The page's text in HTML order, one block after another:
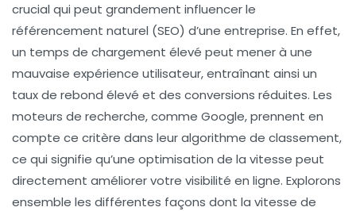
crucial qui peut grandement influencer le
référencement naturel (SEO) d’une entreprise. En effet,
un temps de chargement élevé peut mener à une
mauvaise expérience utilisateur, entraînant ainsi un
taux de rebond élevé et des conversions réduites. Les
moteurs de recherche, comme Google, prennent en
compte ce critère dans leur algorithme de classement,
ce qui signifie qu’une optimisation de la vitesse peut
directement améliorer votre visibilité en ligne. Explorons
ensemble les différentes façons dont la vitesse de